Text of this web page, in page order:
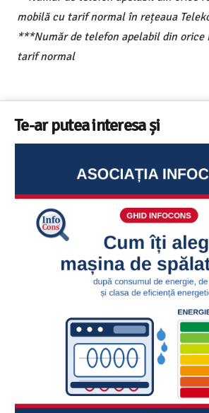
mobilă cu tarif normal în rețeaua
***Număr de telefon apelabil din orice
tarif normal
Te-ar putea interesa și